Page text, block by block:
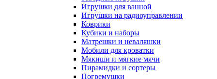
Игрушки для ванной
Игрушки на радиоуправлении
Коврики
Кубики и наборы
Матрешки и неваляшки
Мобили для кроватки
Мякиши и мягкие мячи
Пирамидки и сортеры
Погремушки